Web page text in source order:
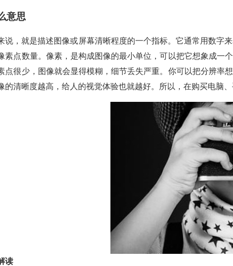
意思
说，就是描述图像或屏幕清晰程度的一个指标。它通常用数字
素点数量。像素，是构成图像的最小单位，可以把它想象成一
点很少，图像就会显得模糊，细节丢失严重。你可以把分辨
的清晰度越高，给人的视觉体验也就越好。所以，在购买电脑
读